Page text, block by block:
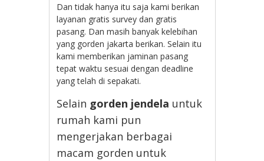
Dan tidak hanya itu saja kami berikan
layanan gratis survey dan gratis
pasang. Dan masih banyak kelebihan
yang gorden jakarta berikan. Selain itu
kami memberikan jaminan pasang
tepat waktu sesuai dengan deadline
yang telah di sepakati.
Selain gorden jendela untuk
rumah kami pun
mengerjakan berbagai
macam gorden untuk